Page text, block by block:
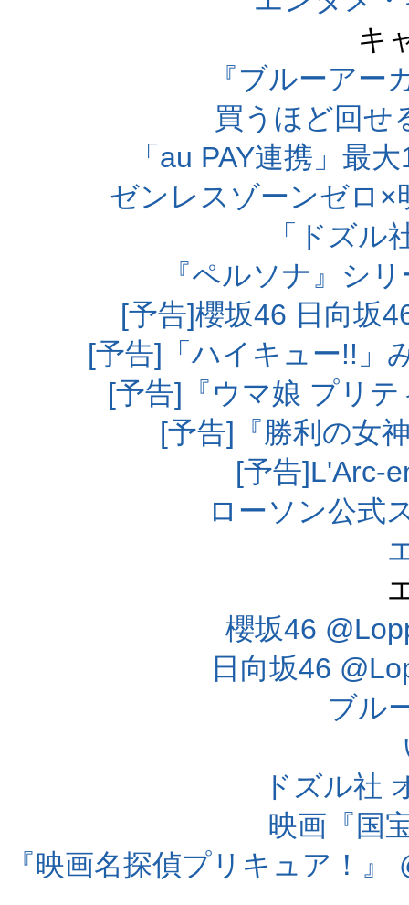
キ
『ブルーアー
買うほど回せ
「au PAY連携」最
ゼンレスゾーンゼロ
「ドズル
『ペルソナ』シ
[予告]櫻坂46 日向坂
[予告]「ハイキュー!!」
[予告]『ウマ娘 プリ
[予告]『勝利の女
[予告]L'Arc-
ローソン公式
櫻坂46
日向坂46
ブル
ドズル社
映画『国
『映画名探偵プリキュア！